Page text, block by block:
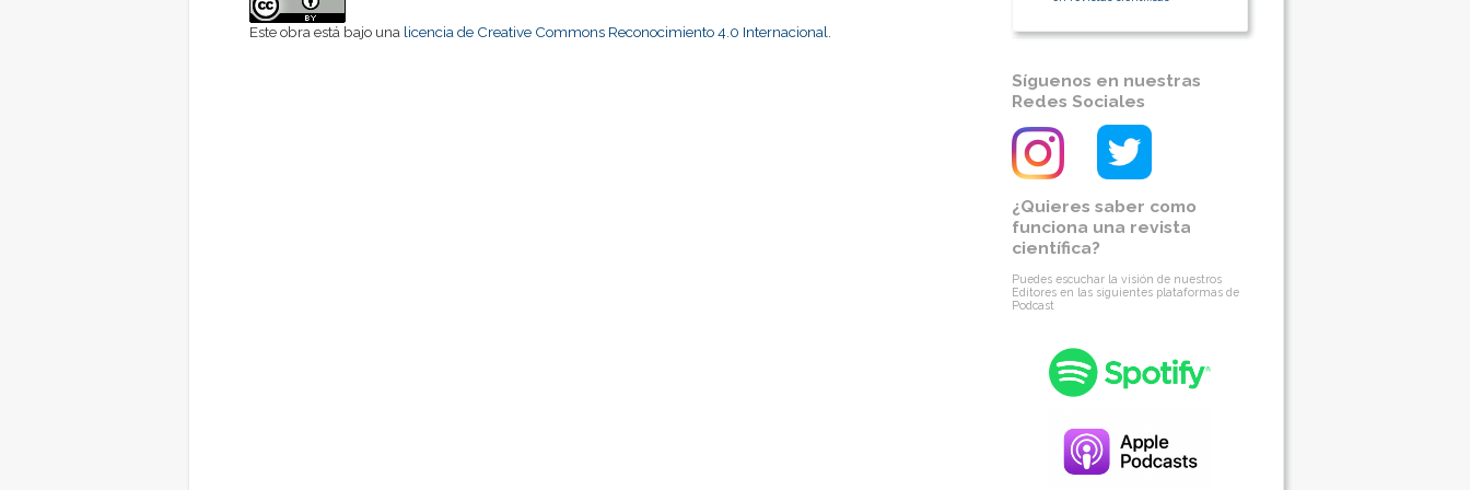
Síguenos en nuestras
Redes Sociales
¿Quieres saber como
funciona una revista
científica?
Puedes escuchar la visión de nuestros
Editores en las siguientes plataformas de
Podcast
Este obra está bajo una licencia de Creative Commons Reconocimiento 4.0 Internacional